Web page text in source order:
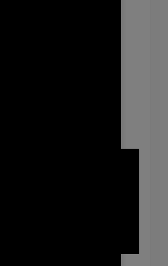
óvd meg népedet!
ígérted, légy mivelünk!
nevedről énekelünk.
Veszni minket, ó, ne hagyj!